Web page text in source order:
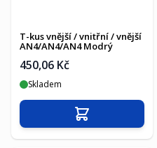
T-kus vnější / vnitřní / vnější
AN4/AN4/AN4 Modrý
450,06 Kč
Skladem
Přidat do košíku